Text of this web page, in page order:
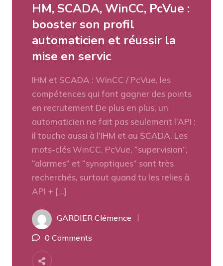
HM, SCADA, WinCC, PcVue :
booster son profil
automaticien et réussir la
mise en servic
IHM et SCADA : WinCC / PcVue, les
compétences qui font gagner des points
en recrutement De plus en plus, un
automaticien ne fait pas seulement l’API :
il touche aussi à l’IHM et au SCADA. Les
mots-clés WinCC, PcVue, “supervision”,
“alarmes” et “synoptiques” sont très
recherchés, surtout quand tu les relies à
API + […]
GARDIER Clémence
0 Comments